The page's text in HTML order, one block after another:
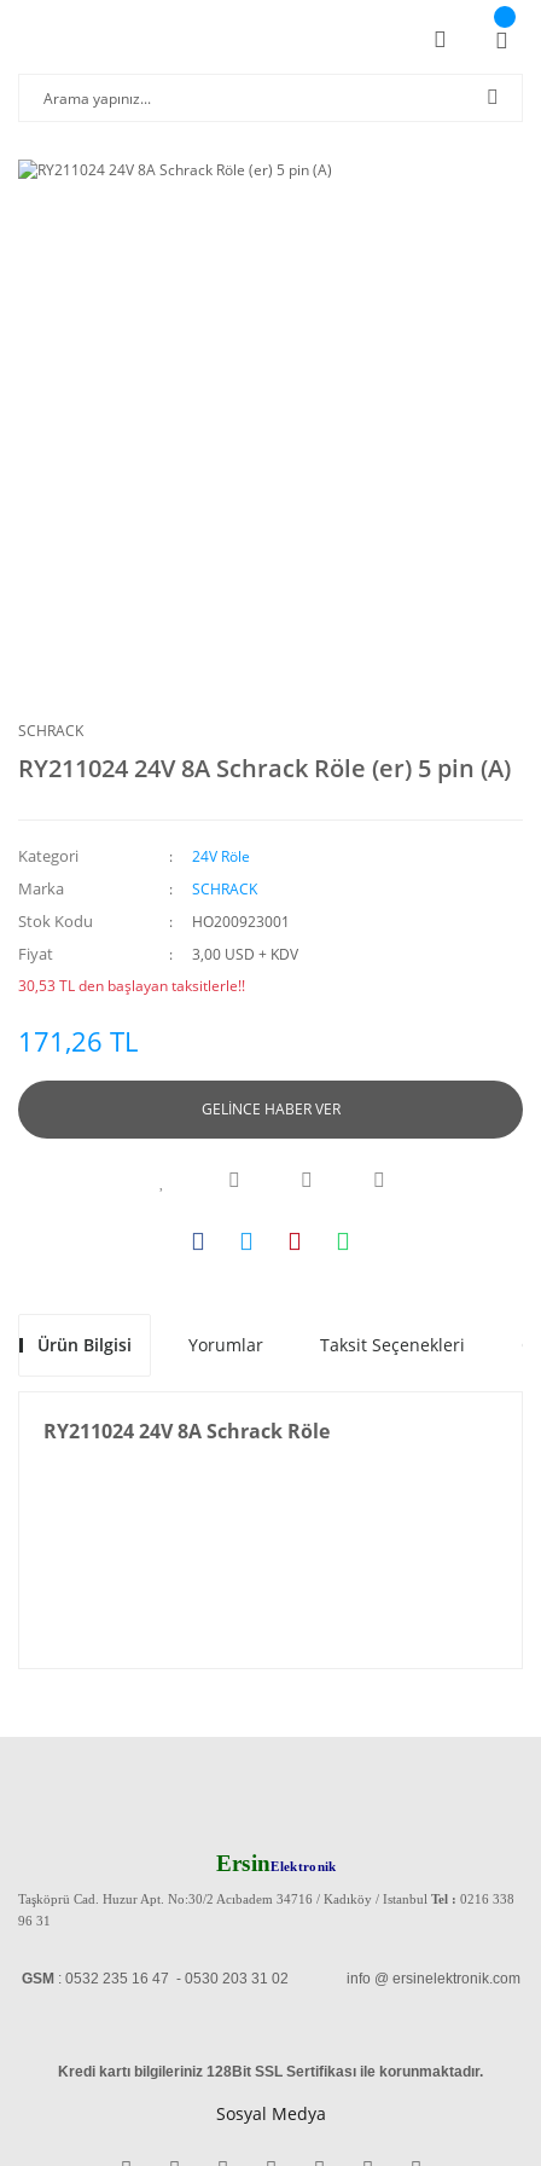
SCHRACK
RY211024 24V 8A Schrack Röle (er) 5 pin (A)
Kategori 24V Röle
Marka SCHRACK
Stok Kodu HO200923001
Fiyat
3,00 USD + KDV
30,53 TL den başlayan taksitlerle!!
171,26 TL
GELİNCE HABER VER
Ürün Bilgisi Yorumlar Taksit Seçenekleri
RY211024 24V 8A Schrack Röle
ErsinElektronik
Taşköprü Cad. Huzur Apt. No:30/2 Acıbadem 34716 / Kadıköy / Istanbul Tel : 0216 338
96 31
GSM : 0532 235 16 47 - 0530 203 31 02 info @ ersinelektronik.com
Kredi kartı bilgileriniz 128Bit SSL Sertifikası ile korunmaktadır.
Sosyal Medya